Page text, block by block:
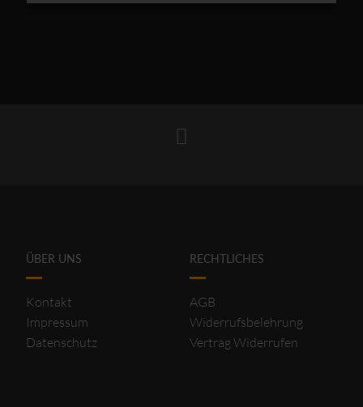
ÜBER UNS
Kontakt
Impressum
Datenschutz
RECHTLICHES
AGB
Widerrufsbelehrung
Vertrag Widerrufen